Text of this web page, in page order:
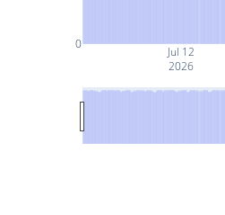
Jul 12
2026
0